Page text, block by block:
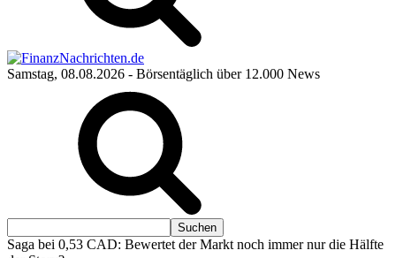
Samstag, 08.08.2026 - Börsentäglich über 12.000 News
Saga bei 0,53 CAD: Bewertet der Markt noch immer nur die Hälfte